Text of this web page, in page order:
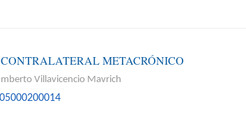
METACRÓNICO
Villavicencio Mavrich